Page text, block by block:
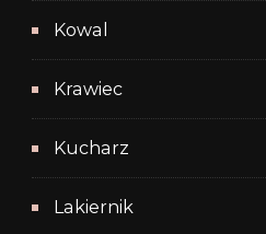
Kowal
Krawiec
Kucharz
Lakiernik